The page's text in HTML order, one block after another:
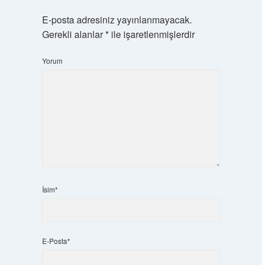
E-posta adresiniz yayınlanmayacak.
Gerekli alanlar*ile işaretlenmişlerdir
Yorum
İsim*
E-Posta*